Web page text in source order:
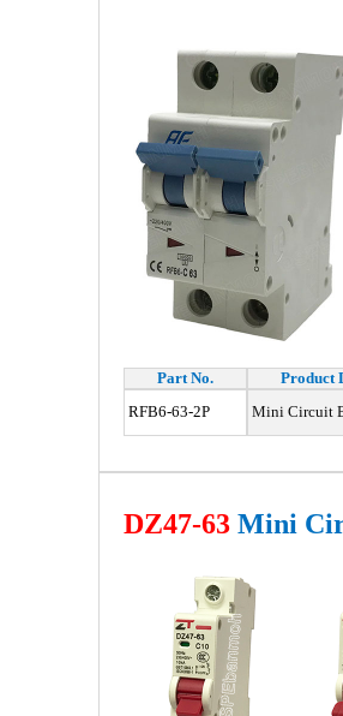
Part No.
Product
RFB6-63-2P
Mini Circuit
DZ47-63 Mini